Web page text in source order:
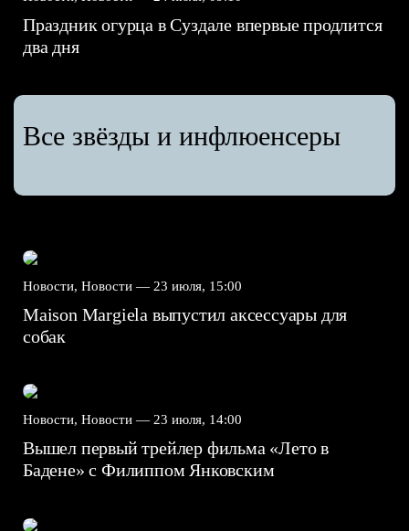
Праздник огурца в Суздале впервые продлится
два дня
Все звёзды и инфлюенсеры
Новости, Новости — 23 июля, 15:00
Maison Margiela выпустил аксессуары для
собак
Новости, Новости — 23 июля, 14:00
Вышел первый трейлер фильма «Лето в
Бадене» с Филиппом Янковским